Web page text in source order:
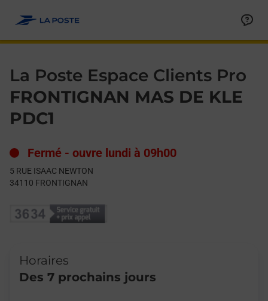
La Poste Espace Clients Pro
FRONTIGNAN MAS DE KLE
PDC1
Fermé - ouvre lundi à 09h00
5 RUE ISAAC NEWTON
34110 FRONTIGNAN
Horaires
Des 7 prochains jours